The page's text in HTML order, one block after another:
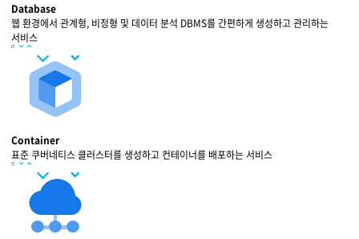
Database
웹 환경에서 관계형, 비정형 및 데이터 분석 DBMS를 간편하게 생성하고 관리하는
서비스
Container
표준 쿠버네티스 클러스터를 생성하고 컨테이너를 배포하는 서비스